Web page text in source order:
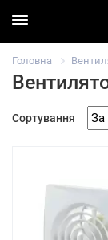
Головна
Сортування